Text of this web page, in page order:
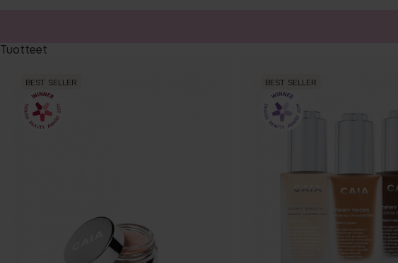
Tuotteet
BEST SELLER BEST SELLER